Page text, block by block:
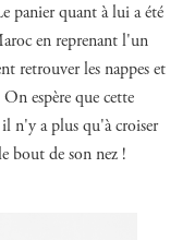
panier quant à lui a été
en reprenant l'un
retrouver les nappes et
espère que cette
n'y a plus qu'à croiser
bout de son nez !